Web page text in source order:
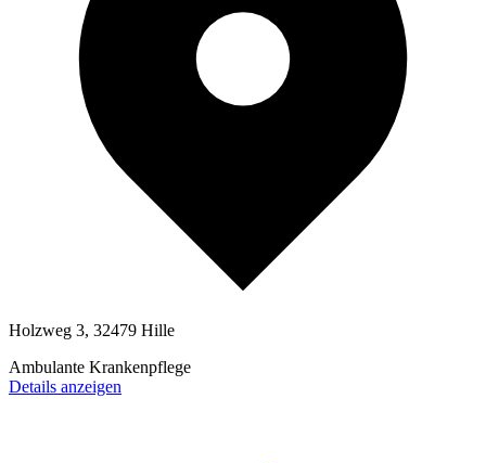
Holzweg 3, 32479 Hille
Ambulante Krankenpflege
Details anzeigen